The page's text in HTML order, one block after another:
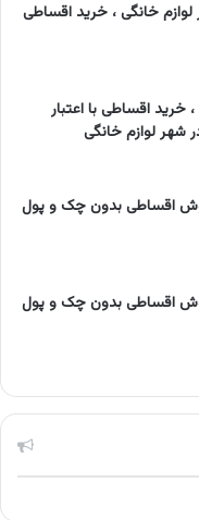
خانگی ، خرید اقساطی
خرید اقساطی با اعتبار
شهر لوازم خانگی
اقساطی بدون چک و پول
اقساطی بدون چک و پول